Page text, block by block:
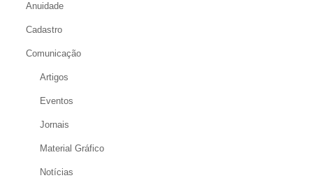
Anuidade
Cadastro
Comunicação
Artigos
Eventos
Jornais
Material Gráfico
Notícias